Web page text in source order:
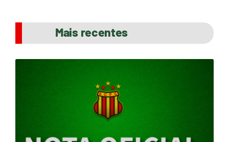
Mais recentes